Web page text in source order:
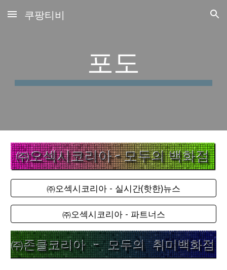
Skip to main content Skip to navigation
쿠팡티비
포도
㈜오섹시코리아 - 실시간(핫한)뉴스
㈜오섹시코리아 - 파트너스